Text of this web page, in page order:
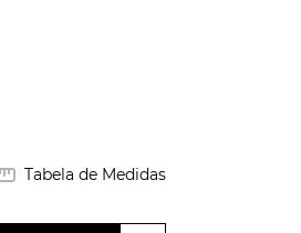
Tabela de Medidas